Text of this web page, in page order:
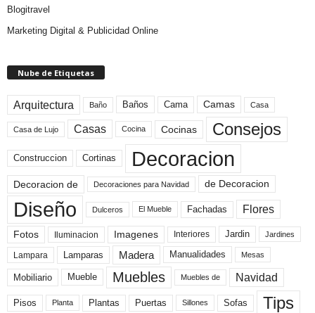
Blogitravel
Marketing Digital & Publicidad Online
Nube de Etiquetas
Arquitectura Baño Baños Cama Camas Casa
Casa de Lujo Casas Cocina Cocinas Consejos
Construccion Cortinas Decoracion
Decoracion de Decoraciones para Navidad de Decoracion
Diseño Dulceros El Mueble Fachadas Flores
Fotos Iluminacion Imagenes Interiores Jardin Jardines
Lampara Lamparas Madera Manualidades Mesas
Mobiliario Mueble Muebles Muebles de Navidad
Pisos Planta Plantas Puertas Sillones Sofas Tips